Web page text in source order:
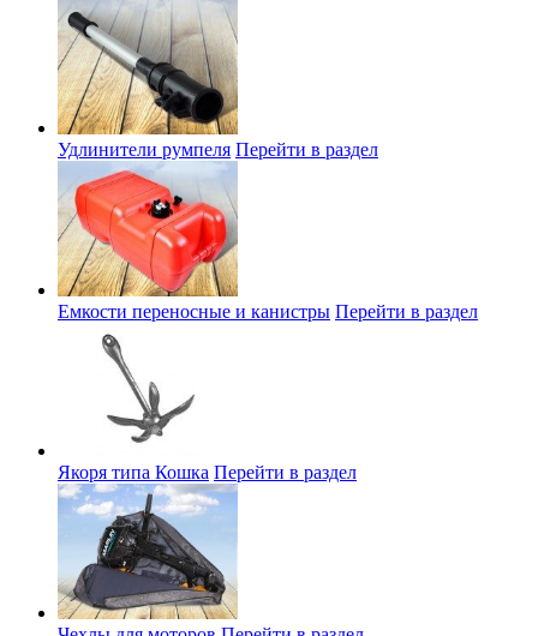
Удлинители румпеля Перейти в раздел
Емкости переносные и канистры Перейти в раздел
Якоря типа Кошка Перейти в раздел